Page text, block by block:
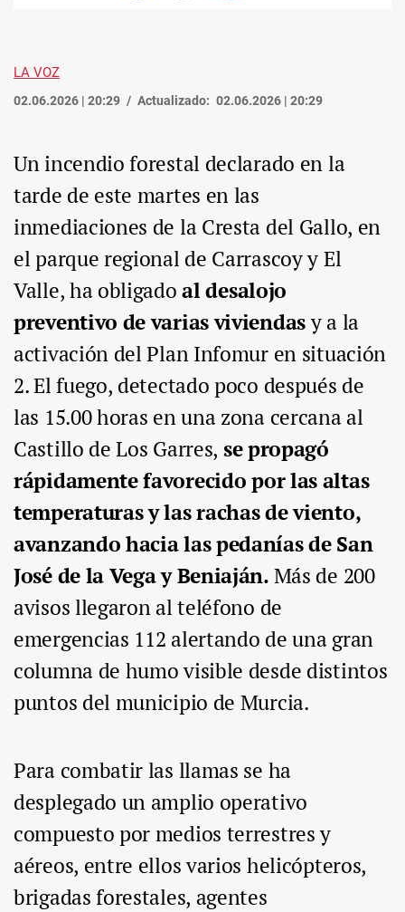
LA VOZ
02.06.2026 | 20:29 Actualizado: 02.06.2026 | 20:29
Un incendio forestal declarado en la
tarde de este martes en las
inmediaciones de la Cresta del Gallo, en
el parque regional de Carrascoy y El
Valle, ha obligadoal desalojo
preventivo de varias viviendasy a la
activación del Plan Infomur en situación
2. El fuego, detectado poco después de
las 15.00 horas en una zona cercana al
Castillo de Los Garres, se propagó
rápidamente favorecido por las altas
temperaturas y las rachas de viento,
avanzando hacia las pedanías de San
José de la Vega y Beniaján.Más de 200
avisos llegaron al teléfono de
emergencias 112 alertando de una gran
columna de humo visible desde distintos
puntos del municipio de Murcia.
Para combatir las llamas se ha
desplegado un amplio operativo
compuesto por medios terrestres y
aéreos, entre ellos varios helicópteros,
brigadas forestales, agentes